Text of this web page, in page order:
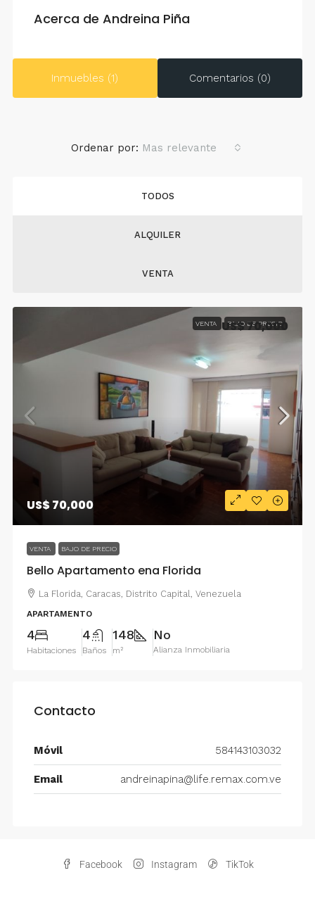
Acerca de Andreina Piña
Inmuebles (1) Comentarios (0)
TODOS
ALQUILER
VENTA
Ordenar por: Mas relevante
VENTA BAJO DE PRECIO
US$ 70,000
VENTA BAJO DE PRECIO
Bello Apartamento ena Florida
US$ 70,000
La Florida, Caracas, Distrito Capital, Venezuela
APARTAMENTO
4
Habitaciones
4
Baños
148
m²
No
Alianza Inmobiliaria
Contacto
Móvil 584143103032
Email andreinapina@life.remax.com.ve
Facebook Instagram TikTok